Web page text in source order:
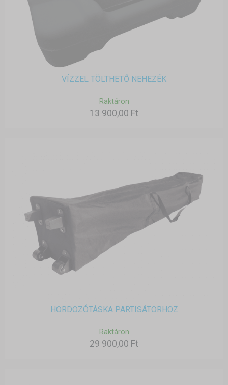
VÍZZEL TÖLTHETŐ NEHEZÉK
Raktáron
13 900,00 Ft
HORDOZÓTÁSKA PARTISÁTORHOZ
Raktáron
29 900,00 Ft